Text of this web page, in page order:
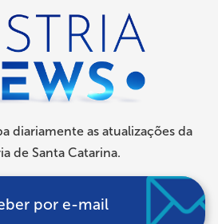
diariamente as atualizações da
de Santa Catarina.
por e-mail